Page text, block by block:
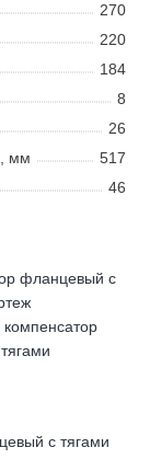
270
220
184
8
26
мм
517
46
с тягами